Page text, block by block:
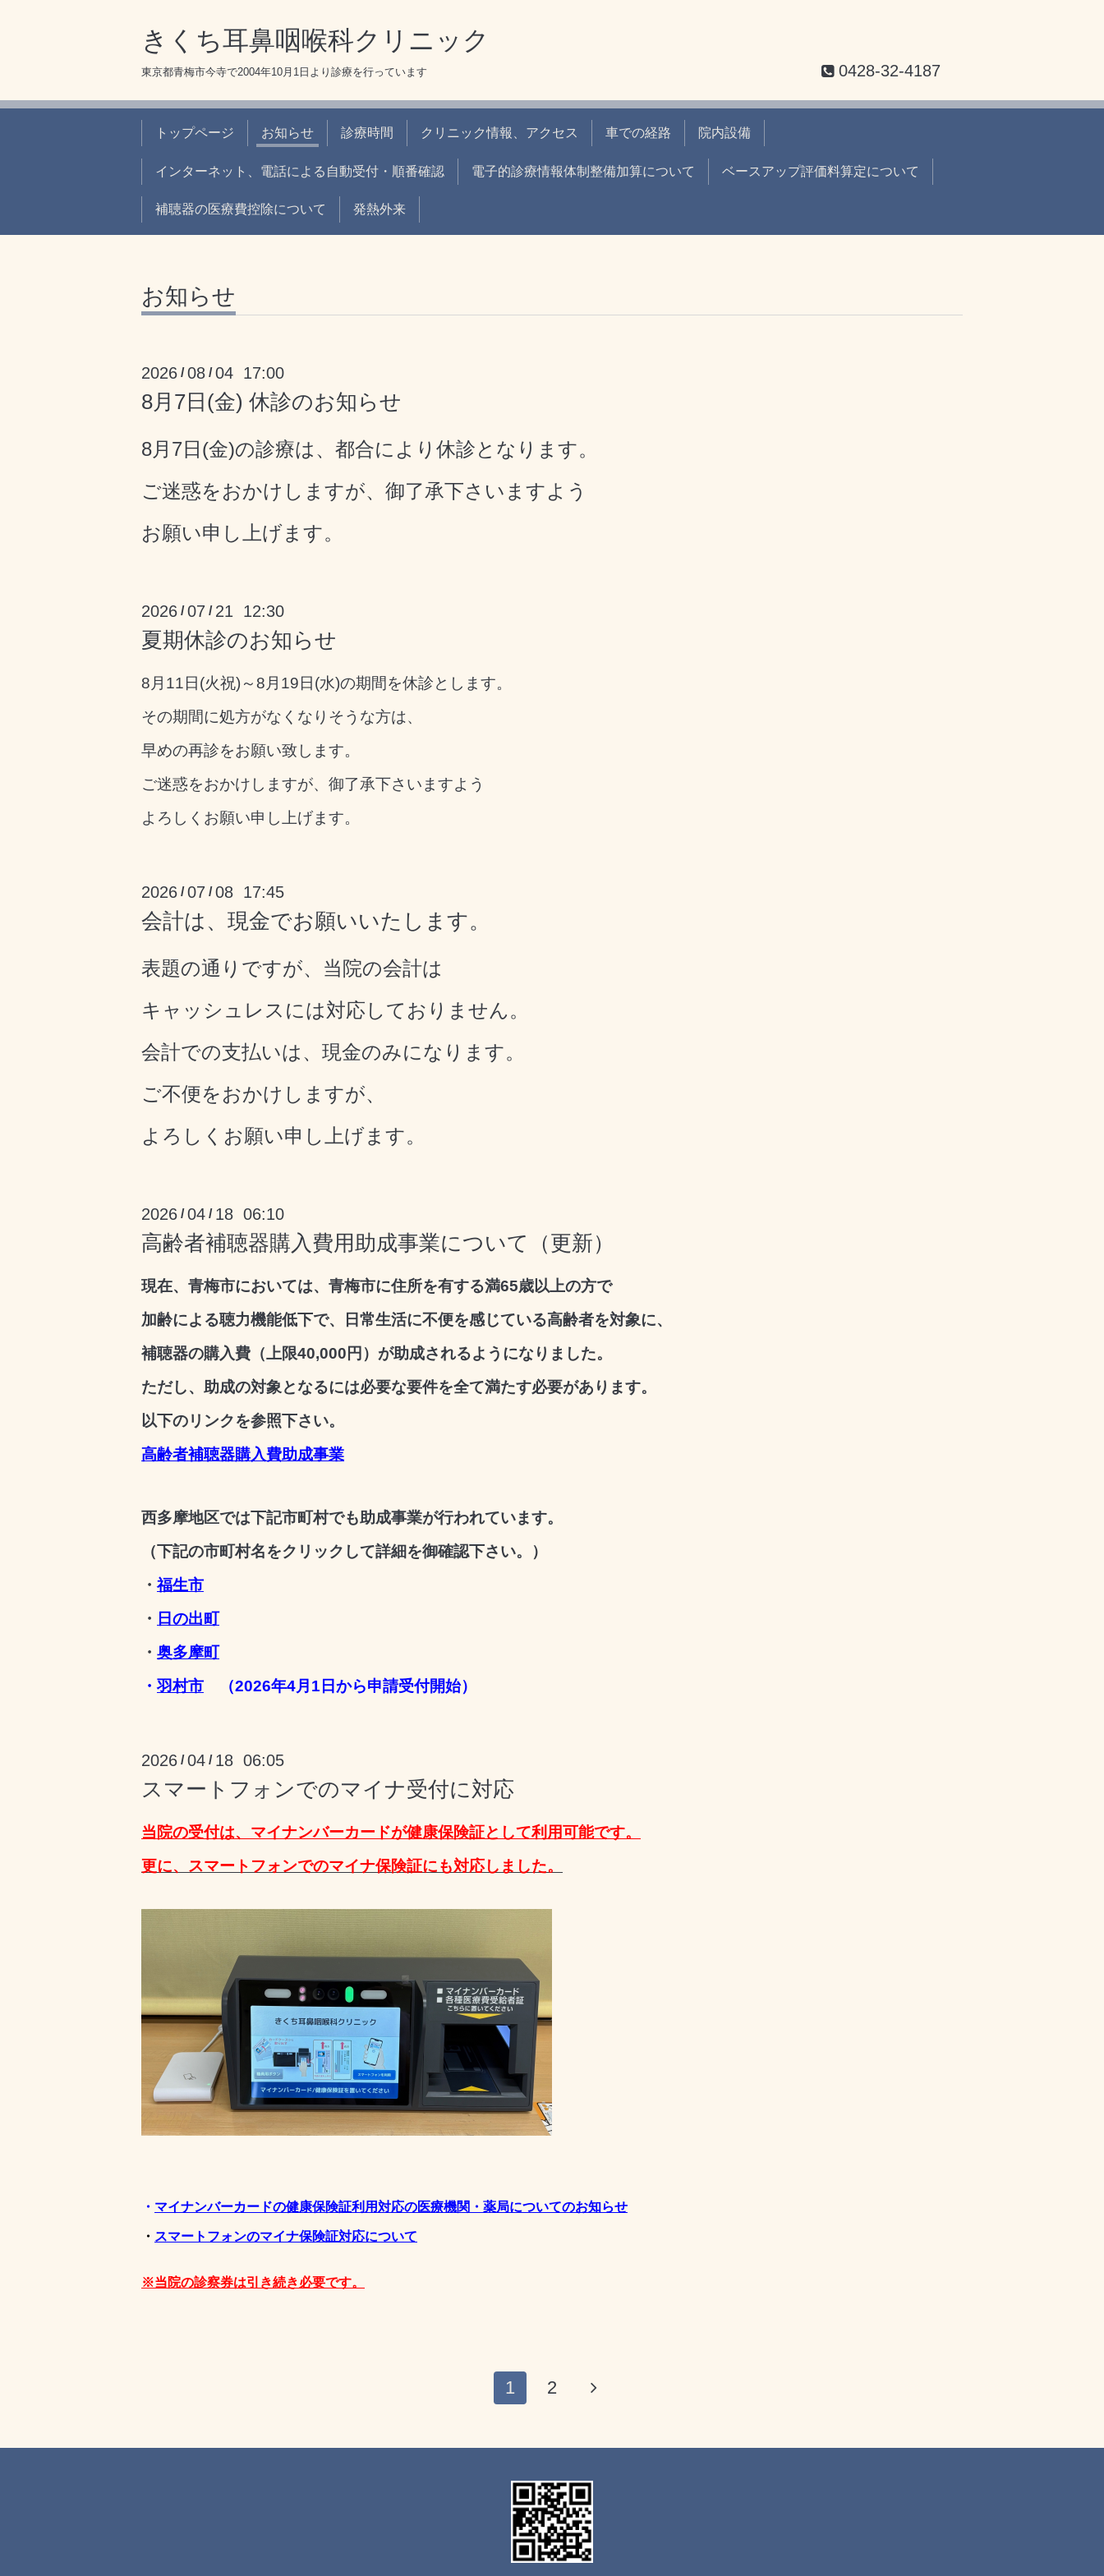
きくち耳鼻咽喉科クリニック
東京都青梅市今寺で2004年10月1日より診療を行っています 0428-32-4187
トップページ お知らせ 診療時間 クリニック情報、アクセス 車での経路 院内設備
インターネット、電話による自動受付・順番確認 電子的診療情報体制整備加算について ベースアップ評価料算定について
補聴器の医療費控除について 発熱外来
お知らせ
2026 /08 /04 17:00
8月7日(金) 休診のお知らせ
8月7日(金)の診療は、 都合により休診となります。
ご迷惑をおかけしますが、御了承下さいますよう
お願い申し上げます。
2026 /07 / 21 12:30
夏期休診のお知らせ
8月11日(火祝)～8月19日(水)の期間を休診とします。
その期間に処方がなくなりそうな方は、
早めの再診をお願い致します。
ご迷惑をおかけしますが、御了承下さいますよう
よろしくお願い申し上げます。
2026 /07 /08 17:45
会計は、現金でお願いいたします。
表題の通りですが、当院の会計は
キャッシュレスには対応しておりません。
会計での支払いは、現金のみになります。
ご不便をおかけしますが、
よろしく お願い申し上げます。
2026 /04 / 18 06:10
高齢者補聴器購入費用助成事業について（更新）
現在、青梅市においては、青梅市に住所を有する満65歳以上の方で
加齢による聴力機能低下で、日常生活に不便を感じている高齢者を対象に、
補聴器の購入費（上限40,000円）が助成されるようになりました。
ただし、助成の対象となるには必要な要件を全て満たす必要があります。
以下のリンクを参照下さい。
高齢者補聴器購入費助成事業
西多摩地区では下記市町村でも助成事業が行われています。
（下記の市町村名をクリックして詳細を御確認下さい。）
・福生市
・ 日の出町
・ 奥多摩町
・羽村市 （2026年4月1日から申請受付開始）
2026 /04 / 18 06:05
スマートフォンでのマイナ受付に対応
当院の受付は、マイナンバーカードが健康保険証として利用可能です。
更に、スマートフォンでのマイナ保険証にも対応しました。
・ マイナンバーカードの健康保険証利用対応の医療機関・薬局についてのお知らせ
・ スマートフォンのマイナ保険証対応について
※当院の診察券は引き続き必要です。
1 2